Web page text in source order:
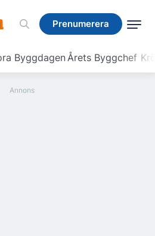
Prenumerera
ByggdagenÅrets Byggchef
Prenumerera